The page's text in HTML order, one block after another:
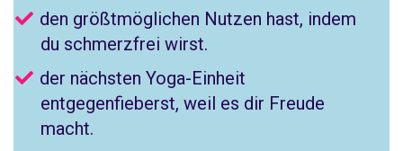
den größtmöglichen Nutzen hast, indem
du schmerzfrei wirst.
der nächsten Yoga-Einheit
entgegenfieberst, weil es dir Freude
macht.